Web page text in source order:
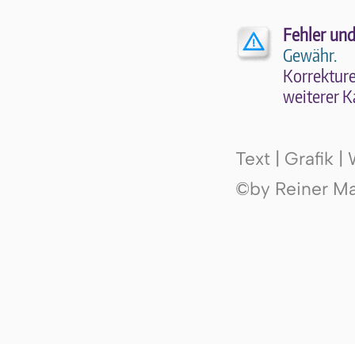
Fehler
Gewähr.
wei­te­rer
Text | Grafik |
©by Reiner